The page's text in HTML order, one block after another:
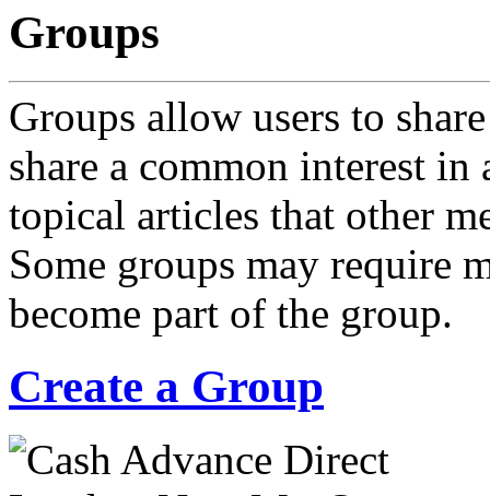
Groups
Groups allow users to
share a common interest
topical articles that other
Some groups may require
become part of the group.
Create a Group